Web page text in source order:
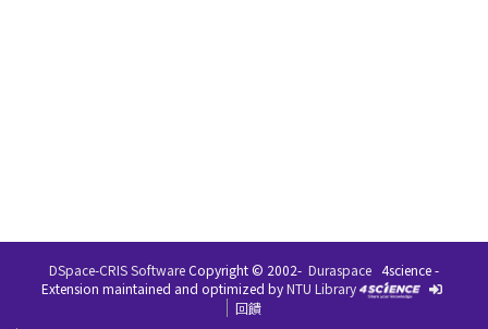
DSpace-CRIS SoftwareCopyright © 2002- Duraspace 4science -
Extension maintained and optimized byNTU Library
回饋